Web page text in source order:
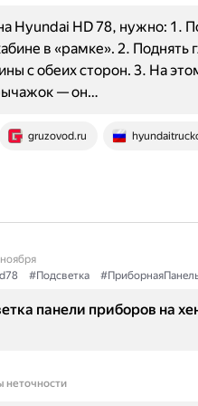
gruzovod.ru
Hyundai HD 78, нужно: 1.
в «рамке». 2. Поднять
с обеих сторон. 3. На
— он…
#Подсветка
панели приборов на
неточности